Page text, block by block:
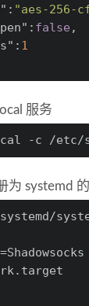
: "aes-256-
: false ,
: 1
服务
-c /etc/
为 systemd